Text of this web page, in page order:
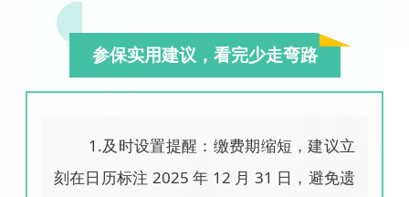
参保实用建议，看完少走弯路
1.及时设置提醒：缴费期缩短，建议立
刻在日历标注 2025 年 12 月 31 日，避免遗